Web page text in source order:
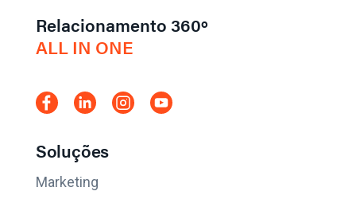
Relacionamento 360º
ALL IN ONE
Soluções
Marketing